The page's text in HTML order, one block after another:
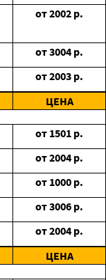
от2002 р.
от3004 р.
от2003 р.
ЦЕНА
от 1501 р.
от2004 р.
от 1000 р.
от3006 р.
от2004 р.
ЦЕНА